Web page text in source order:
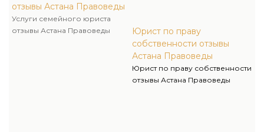
отзывы Астана Правоведы
Услуги семейного юриста
отзывы Астана Правоведы
Юрист по праву
собственности отзывы
Астана Правоведы
Юрист по праву собственности
отзывы Астана Правоведы